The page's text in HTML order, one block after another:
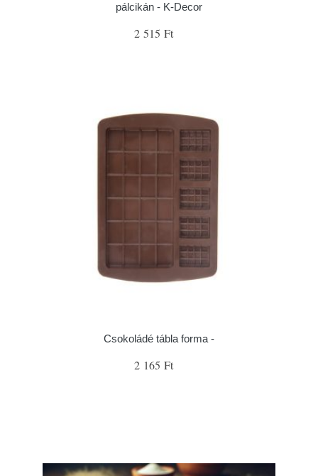
pálcikán - K-Decor
2 515 Ft
Csokoládé tábla forma -
2 165 Ft